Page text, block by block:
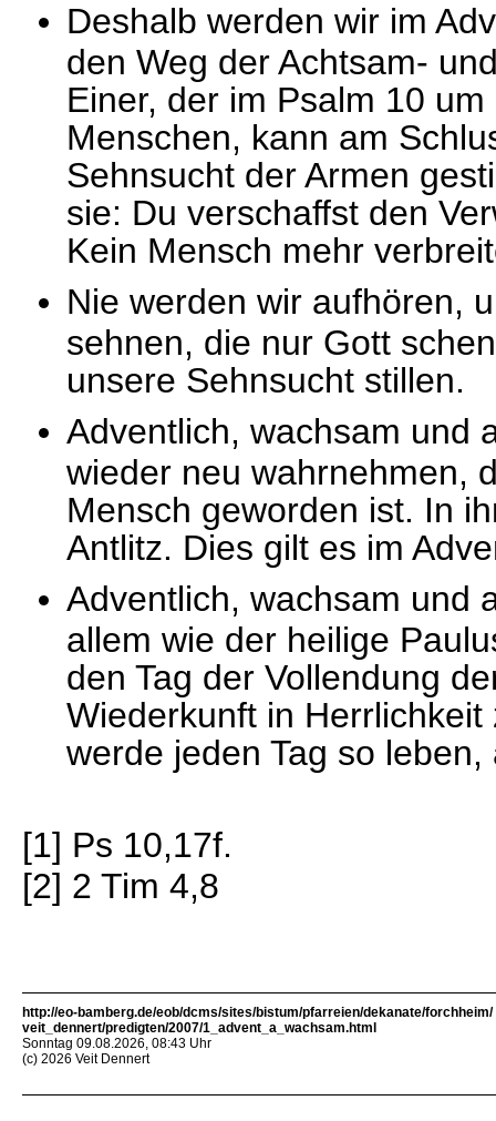
Deshalb werden wir im
den Weg der Achtsam-
Einer, der im Psalm 10
Menschen, kann am
Sehnsucht der Armen
sie: Du verschaffst den
Kein Mensch mehr
Nie werden wir aufhören,
sehnen, die nur Gott
unsere Sehnsucht stillen.
Adventlich, wachsam und
wieder neu wahrnehmen,
Mensch geworden ist. In
Antlitz. Dies gilt es im
Adventlich, wachsam und
allem wie der heilige
den Tag der Vollendung
Wiederkunft in
werde jeden Tag so
[1] Ps 10,17f.
[2] 2 Tim 4,8
http://eo-bamberg.de/eob/dcms/sites/bistum/pfarreien/dekanate/forchheim/
veit_dennert/predigten/2007/1_advent_a_wachsam.html
Sonntag 09.08.2026, 08:43 Uhr
(c) 2026 Veit Dennert